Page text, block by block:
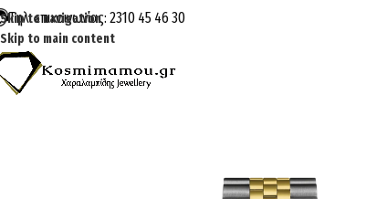
Skip to navigation
Skip to main content
Τηλ. επικοινωνίας: 2310 45 46 30